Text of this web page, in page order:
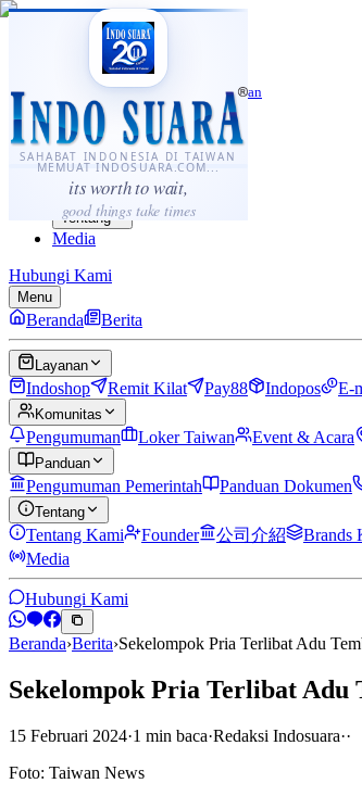
SAHABAT INDONESIA DI TAIWAN
MEMUAT INDOSUARA.COM...
its worth to wait,
good things take times
·...
⌘K
Sahabat Indonesia di Taiwan
Berita
Layanan
Komunitas
Panduan
Tentang
Media
Hubungi Kami
Menu
Beranda Berita
Layanan
Indoshop Remit Kilat Pay88 Indopos E-
Komunitas
Pengumuman Loker Taiwan Event & Acara
Panduan
Pengumuman Pemerintah Panduan Dokumen
Tentang
Tentang Kami Founder 公司介紹 Brands
Media
Hubungi Kami
Beranda›Berita›Sekelompok Pria Terlibat Adu
Sekelompok Pria Terlibat Adu
15 Februari 2024·1 min baca·Redaksi Indosuara··
Foto: Taiwan News